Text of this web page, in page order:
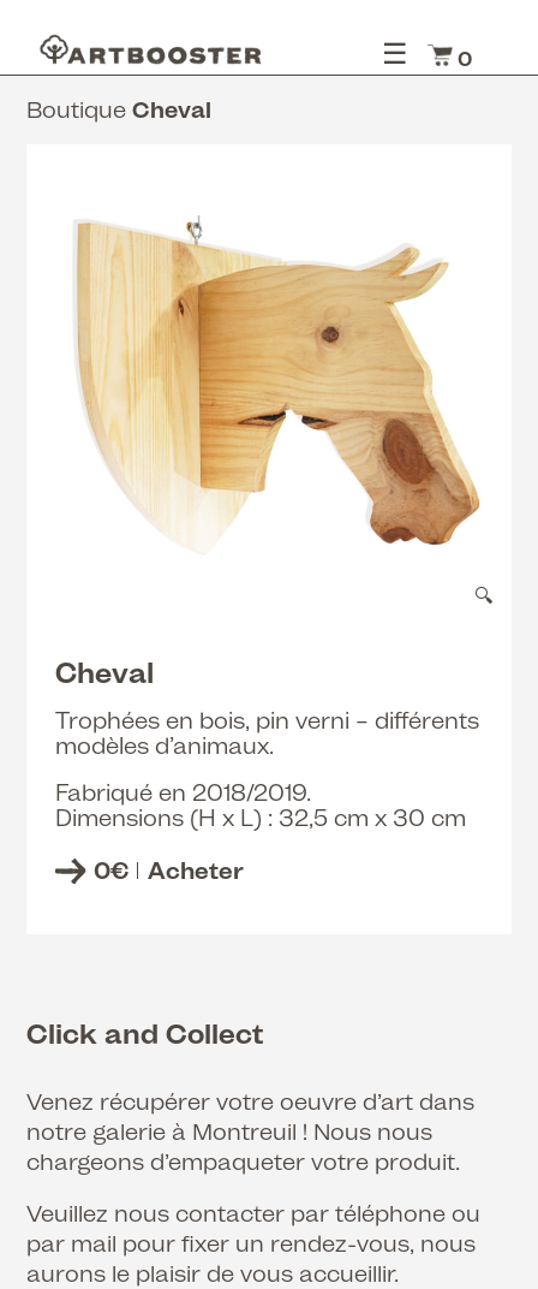
☰ 0
Boutique Cheval
🔍
Cheval
Trophées en bois, pin verni – différents
modèles d’animaux.
Fabriqué en 2018/2019.
Dimensions (H x L) : 32,5 cm x 30 cm
0€ Acheter
Click and Collect
Venez récupérer votre oeuvre d’art dans
notre galerie à Montreuil ! Nous nous
chargeons d’empaqueter votre produit.
Veuillez nous contacter par téléphone ou
par mail pour fixer un rendez-vous, nous
aurons le plaisir de vous accueillir.